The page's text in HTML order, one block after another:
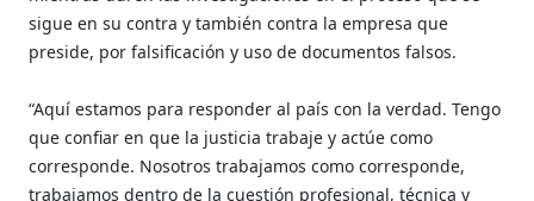
sigue en su contra y también contra la empresa que
preside, por falsificación y uso de documentos falsos.
“Aquí estamos para responder al país con la verdad. Tengo
que confiar en que la justicia trabaje y actúe como
corresponde. Nosotros trabajamos como corresponde,
trabajamos dentro de la cuestión profesional, técnica y